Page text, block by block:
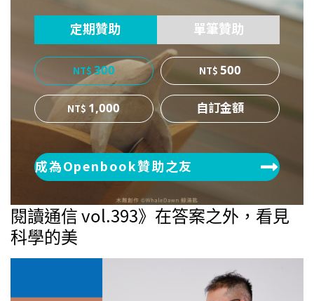
定期贊助 單筆贊助
300
500
1,000
成為Openbook贊助之友
閱讀通信 vol.393》在答案之外，看見
科學的美